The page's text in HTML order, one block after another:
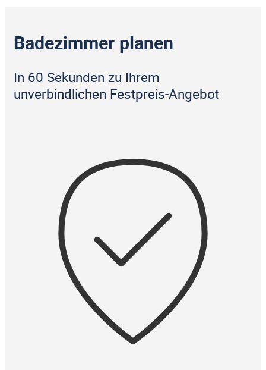
Badezimmer planen
In 60 Sekunden zu Ihrem
unverbindlichen Festpreis-Angebot